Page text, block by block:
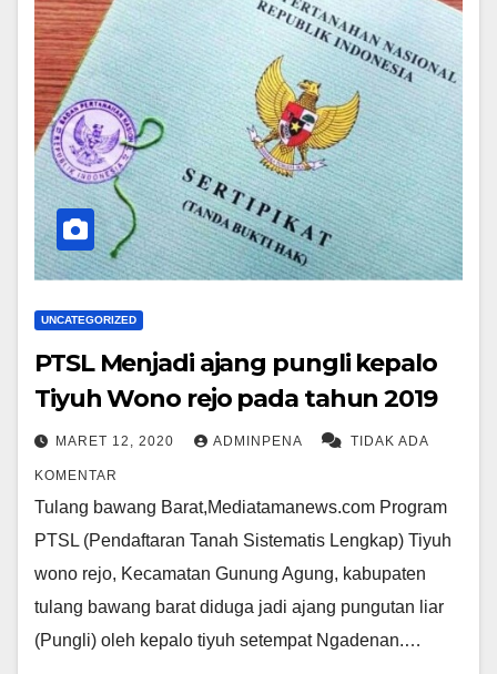
UNCATEGORIZED
PTSL Menjadi ajang pungli kepalo
Tiyuh Wono rejo pada tahun 2019
MARET 12, 2020 ADMINPENA TIDAK ADA
KOMENTAR
Tulang bawang Barat,Mediatamanews.com Program
PTSL (Pendaftaran Tanah Sistematis Lengkap) Tiyuh
wono rejo, Kecamatan Gunung Agung, kabupaten
tulang bawang barat diduga jadi ajang pungutan liar
(Pungli) oleh kepalo tiyuh setempat Ngadenan.…